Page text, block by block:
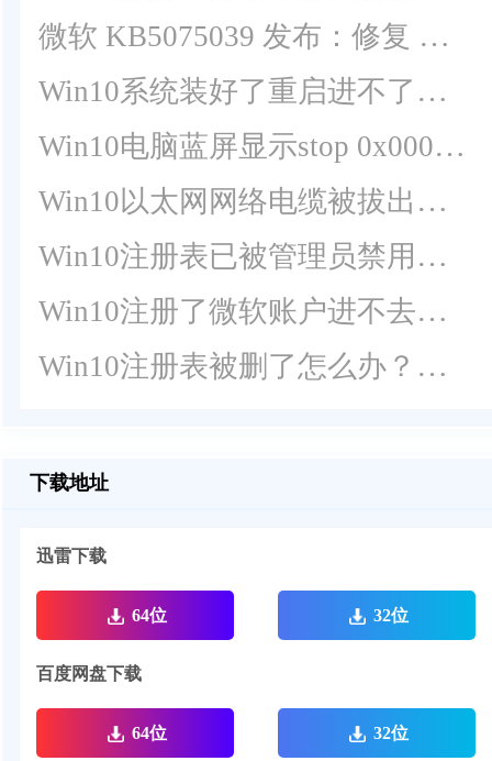
微软 KB5075039 发布：修复 Win10 最后一次更新导致键鼠失灵
Win10系统装好了重启进不了系统解决方法
Win10电脑蓝屏显示stop 0x000007b的解决教程
Win10以太网网络电缆被拔出是什么意思？怎么解决？
Win10注册表已被管理员禁用怎么办？Win10注册表已被管理员禁用解决方法
Win10注册了微软账户进不去系统了怎么办？
Win10注册表被删了怎么办？Win10删除的注册表恢复方法分享
下载地址
迅雷下载
64位 32位
百度网盘下载
64位 32位